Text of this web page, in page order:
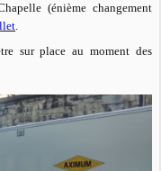
(énième changement
.
sur place au moment des